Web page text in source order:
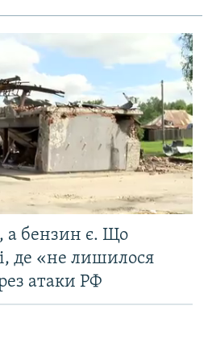
а бензин є. Що
де «не лишилося
атаки РФ